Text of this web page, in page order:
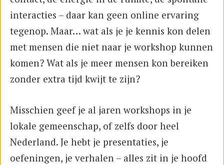
interacties – daar kan geen online ervaring
tegenop. Maar… wat als je je kennis kon delen
met mensen die niet naar je workshop kunnen
komen? Wat als je meer mensen kon bereiken
zonder extra tijd kwijt te zijn?
Misschien geef je al jaren workshops in je
lokale gemeenschap, of zelfs door heel
Nederland. Je hebt je presentaties, je
oefeningen, je verhalen – alles zit in je hoofd